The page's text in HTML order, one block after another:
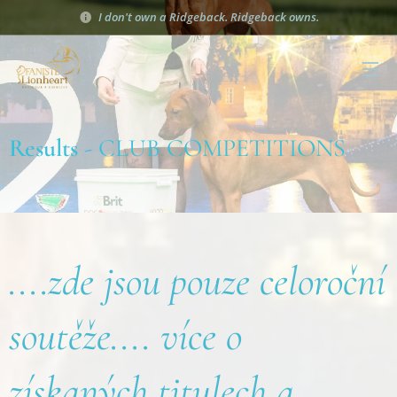
I don't own a Ridgeback. Ridgeback owns.
Results- CLUB COMPETITIONS
....zde jsou pouze celoroční
soutěže.... více o